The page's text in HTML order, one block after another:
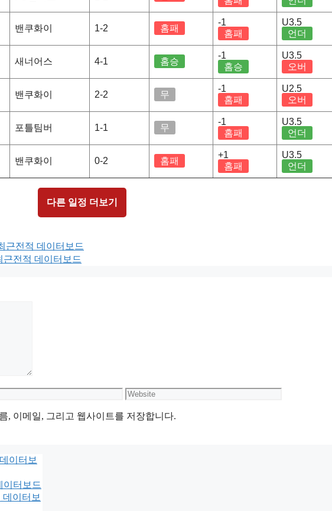
밴쿠화이 1-2 홈패
-1
홈패
U3.5
언더
새너어스 4-1 홈승
-1
홈승
U3.5
오버
밴쿠화이 2-2 무
-1
홈패
U2.5
오버
포틀팀버 1-1 무
-1
홈패
U3.5
언더
밴쿠화이 0-2 홈패
+1
홈패
U3.5
언더
다른 일정 더보기
근전적 데이터보드
전적 데이터보드
Website
, 이메일, 그리고 웹사이트를 저장합니다.
이터보
이터보드
이터보